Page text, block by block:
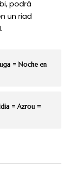
podrá
un riad
= Noche en
= Azrou =